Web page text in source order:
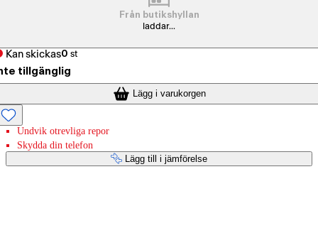
Från butikshyllan
laddar...
Kan skickas0 st
tillgänglig
Lägg i varukorgen
Undvik otrevliga repor
Skydda din telefon
Lägg till i jämförelse